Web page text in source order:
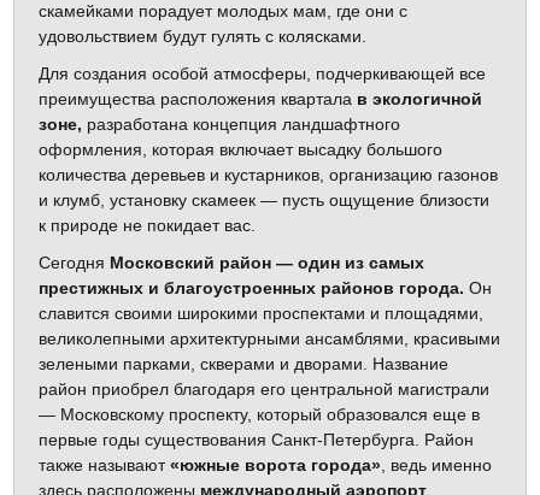
скамейками порадует молодых мам, где они с
удовольствием будут гулять с колясками.
Для создания особой атмосферы, подчеркивающей все
преимущества расположения квартала в экологичной
зоне, разработана концепция ландшафтного
оформления, которая включает высадку большого
количества деревьев и кустарников, организацию газонов
и клумб, установку скамеек — пусть ощущение близости
к природе не покидает вас.
Сегодня Московский район — один из самых
престижных и благоустроенных районов города. Он
славится своими широкими проспектами и площадями,
великолепными архитектурными ансамблями, красивыми
зелеными парками, скверами и дворами. Название
район приобрел благодаря его центральной магистрали
— Московскому проспекту, который образовался еще в
первые годы существования Санкт‐Петербурга. Район
также называют«южные ворота города» , ведь именно
здесь расположены международный аэропорт